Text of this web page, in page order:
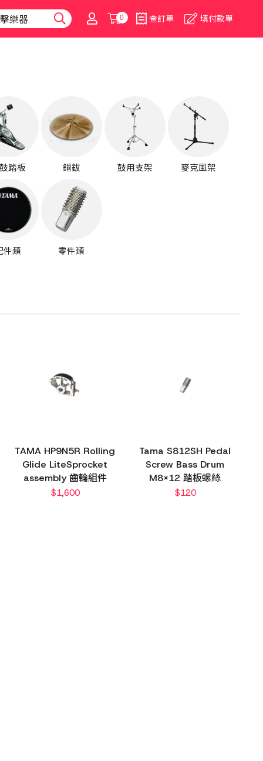
0 查訂單 填付款單
踏板 銅鈸 鼓用支架 麥克風架
件類 零件類
TAMA HP9N5R Rolling
Glide LiteSprocket
assembly 齒輪組件
$1,600
Tama S812SH Pedal
Screw Bass Drum
M8x12 踏板螺絲
$120